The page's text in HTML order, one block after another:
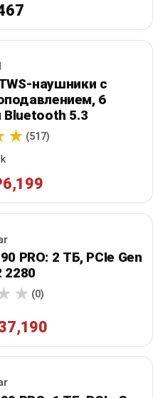
наушники с
6
5.3
(517)
PRO: 2 ТБ, PCIe Gen
2280
(0)